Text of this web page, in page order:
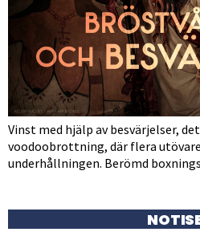
Vinst med hjälp av besvärjelser,
voodoobrottning, där flera
underhållningen. Berömd